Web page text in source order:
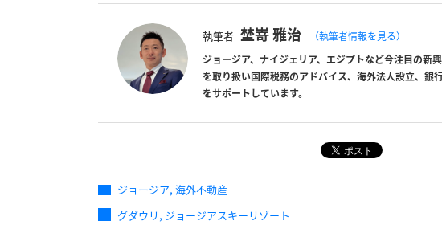
執筆者 埜嵜 雅治
（執筆者情報を見る）
ジョージア、ナイジェリア、エジプトなど今注目の新
を取り扱い国際税務のアドバイス、海外法人設立、銀
をサポートしています。
ジョージア, 海外不動産
グダウリ , ジョージアスキーリゾート